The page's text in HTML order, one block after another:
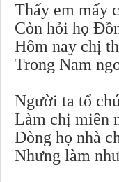
Thấy em mấy
Còn hỏi họ
Hôm nay chị
Trong Nam
Người ta tổ
Làm chị miên
Dòng họ nhà
Nhưng làm